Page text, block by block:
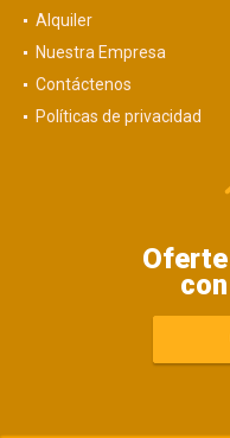
Alquiler
Nuestra Empresa
Contáctenos
Políticas de privacidad